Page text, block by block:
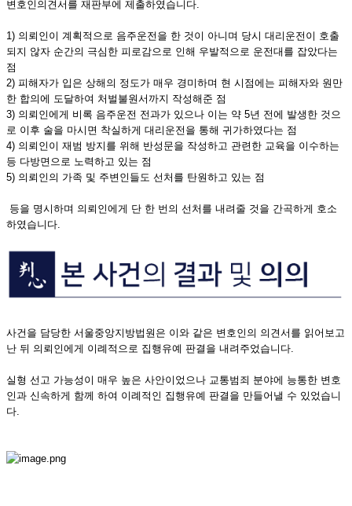
변호인의견서를 재판부에 제출하였습니다.
1) 의뢰인이 계획적으로 음주운전을 한 것이 아니며 당시 대리운전이 호출
되지 않자 순간의 극심한 피로감으로 인해 우발적으로 운전대를 잡았다는
점
2) 피해자가 입은 상해의 정도가 매우 경미하며 현 시점에는 피해자와 원만
한 합의에 도달하여 처벌불원서까지 작성해준 점
3) 의뢰인에게 비록 음주운전 전과가 있으나 이는 약 5년 전에 발생한 것으
로 이후 술을 마시면 착실하게 대리운전을 통해 귀가하였다는 점
4) 의뢰인이 재범 방지를 위해 반성문을 작성하고 관련한 교육을 이수하는
등 다방면으로 노력하고 있는 점
5) 의뢰인의 가족 및 주변인들도 선처를 탄원하고 있는 점
등을 명시하며 의뢰인에게 단 한 번의 선처를 내려줄 것을 간곡하게 호소
하였습니다.
사건을 담당한 서울중앙지방법원은 이와 같은 변호인의 의견서를 읽어보고
난 뒤 의뢰인에게 이례적으로 집행유예 판결을 내려주었습니다.
실형 선고 가능성이 매우 높은 사안이었으나 교통범죄 분야에 능통한 변호
인과 신속하게 함께 하여 이례적인 집행유예 판결을 만들어낼 수 있었습니
다.